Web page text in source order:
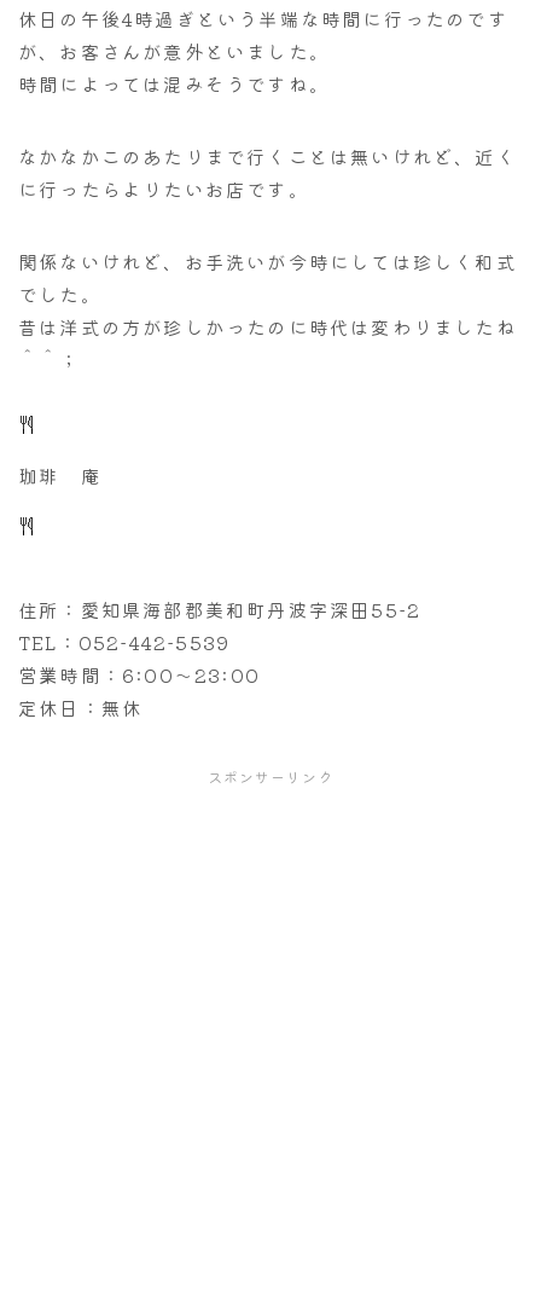
休日の午後4時過ぎという半端な時間に行ったのです
が、お客さんが意外といました。
時間によっては混みそうですね。
なかなかこのあたりまで行くことは無いけれど、近く
に行ったらよりたいお店です。
関係ないけれど、お手洗いが今時にしては珍しく和式
でした。
昔は洋式の方が珍しかったのに時代は変わりましたね
＾＾；
珈琲 庵
住所：愛知県海部郡美和町丹波字深田55-2
TEL：052-442-5539
営業時間：6:00～23:00
定休日：無休
スポンサーリンク